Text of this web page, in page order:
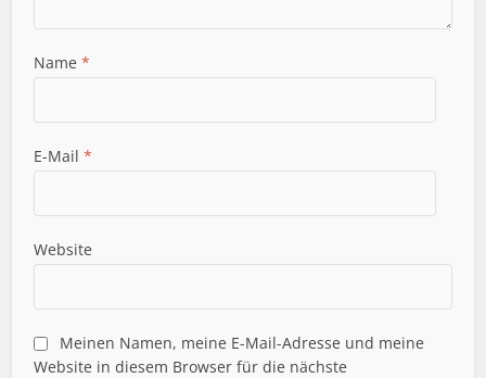
Name*
E-Mail*
Website
Meinen Namen, meine E-Mail-Adresse und meine
Website in diesem Browser für die nächste